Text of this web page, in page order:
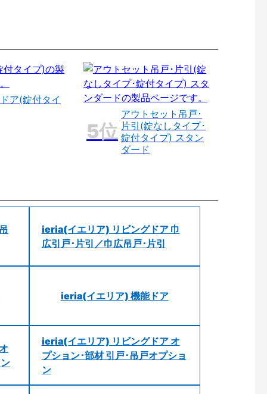
ア(錠付タイ
アウトセット吊戸･
片引(錠なしタイプ･
錠付タイプ) スタン
ダード
ieria(イエリア) リビングドア 巾
広引戸･片引／巾広吊戸･片引
ieria(イエリア) 機能ドア
ieria(イエリア) リビングドア オ
プション･部材 引戸･吊戸オプショ
ン